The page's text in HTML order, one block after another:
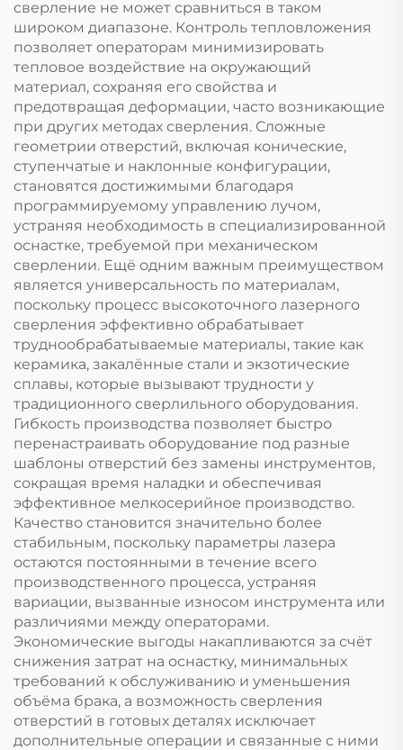
сверление не может сравниться в таком
широком диапазоне. Контроль тепловложения
позволяет операторам минимизировать
тепловое воздействие на окружающий
материал, сохраняя его свойства и
предотвращая деформации, часто возникающие
при других методах сверления. Сложные
геометрии отверстий, включая конические,
ступенчатые и наклонные конфигурации,
становятся достижимыми благодаря
программируемому управлению лучом,
устраняя необходимость в специализированной
оснастке, требуемой при механическом
сверлении. Ещё одним важным преимуществом
является универсальность по материалам,
поскольку процесс высокоточного лазерного
сверления эффективно обрабатывает
труднообрабатываемые материалы, такие как
керамика, закалённые стали и экзотические
сплавы, которые вызывают трудности у
традиционного сверлильного оборудования.
Гибкость производства позволяет быстро
перенастраивать оборудование под разные
шаблоны отверстий без замены инструментов,
сокращая время наладки и обеспечивая
эффективное мелкосерийное производство.
Качество становится значительно более
стабильным, поскольку параметры лазера
остаются постоянными в течение всего
производственного процесса, устраняя
вариации, вызванные износом инструмента или
различиями между операторами.
Экономические выгоды накапливаются за счёт
снижения затрат на оснастку, минимальных
требований к обслуживанию и уменьшения
объёма брака, а возможность сверления
отверстий в готовых деталях исключает
дополнительные операции и связанные с ними